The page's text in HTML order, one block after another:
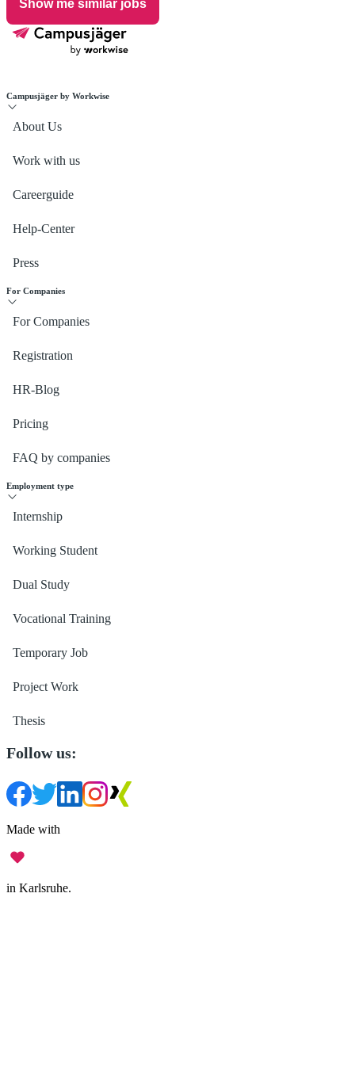
Show me similar jobs
Campusjäger by Workwise
About Us
Work with us
Careerguide
Help-Center
Press
For Companies
For Companies
Registration
HR-Blog
Pricing
FAQ by companies
Employment type
Internship
Working Student
Dual Study
Vocational Training
Temporary Job
Project Work
Thesis
Follow us:
Made with
in Karlsruhe.